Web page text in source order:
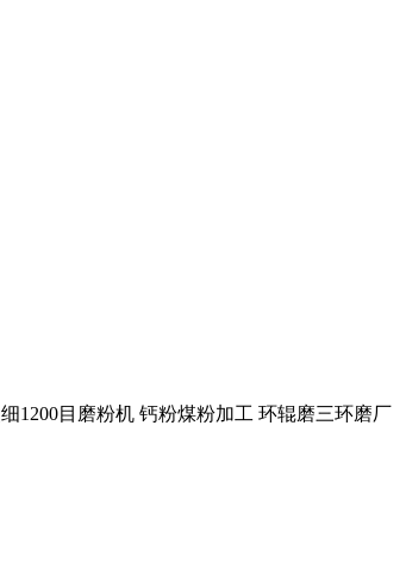
1200目磨粉机 钙粉煤粉加工 环辊磨三环磨厂